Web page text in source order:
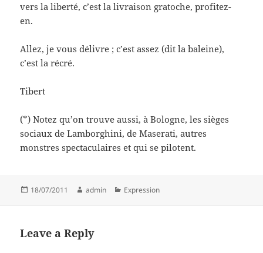
vers la liberté, c’est la livraison gratoche, profitez-
en.
Allez, je vous délivre ; c’est assez (dit la baleine),
c’est la récré.
Tibert
(*) Notez qu’on trouve aussi, à Bologne, les sièges
sociaux de Lamborghini, de Maserati, autres
monstres spectaculaires et qui se pilotent.
Posted
18/07/2011 Author
admin Categories
Expression
Leave a Reply